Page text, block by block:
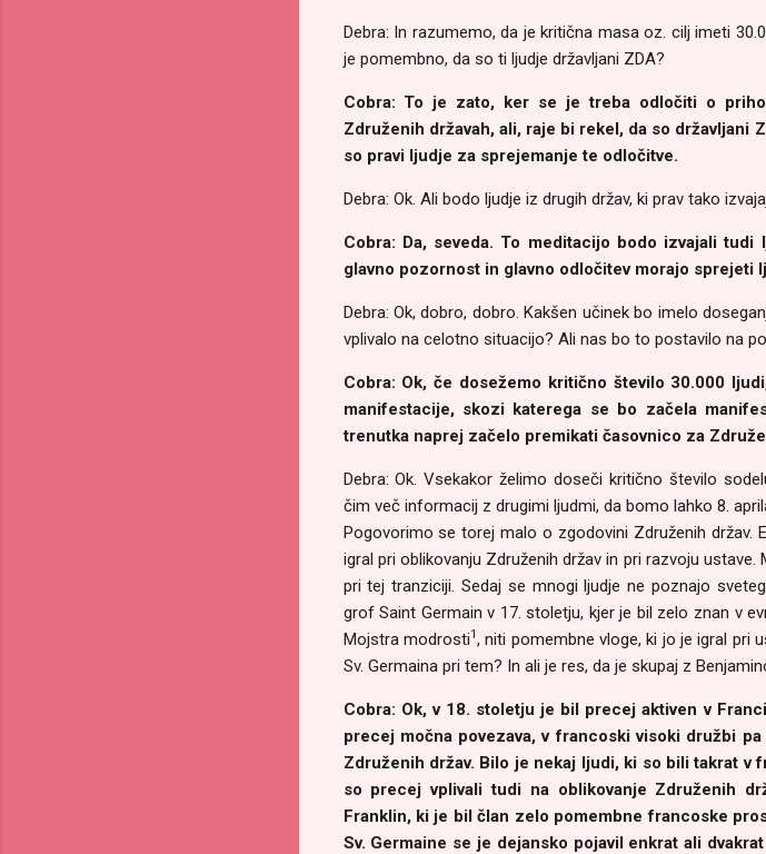
Debra: In razumemo, da je kritična masa oz. cilj imeti
je pomembno, da so ti ljudje državljani ZDA?
Cobra: To je zato, ker se je treba odločiti o
Združenih državah, ali, raje bi rekel, da so državljani
so pravi ljudje za sprejemanje te odločitve.
Debra: Ok. Ali bodo ljudje iz drugih držav, ki prav tako
Cobra: Da, seveda. To meditacijo bodo izvajali
glavno pozornost in glavno odločitev morajo sprejeti
Debra: Ok, dobro, dobro. Kakšen učinek bo imelo
vplivalo na celotno situacijo? Ali nas bo to postavilo na
Cobra: Ok, če dosežemo kritično število 30.000
manifestacije, skozi katerega se bo začela
trenutka naprej začelo premikati časovnico za
Debra: Ok. Vsekakor želimo doseči kritično število
čim več informacij z drugimi ljudmi, da bomo lahko 8.
Pogovorimo se torej malo o zgodovini Združenih držav.
igral pri oblikovanju Združenih držav in pri razvoju
pri tej tranziciji. Sedaj se mnogi ljudje ne poznajo
grof Saint Germain v 17. stoletju, kjer je bil zelo znan v
Mojstra modrosti1, niti pomembne vloge, ki jo je igral pri
Sv. Germaina pri tem? In ali je res, da je skupaj z
Cobra: Ok, v 18. stoletju je bil precej aktiven v
precej močna povezava, v francoski visoki družbi
Združenih držav. Bilo je nekaj ljudi, ki so bili takrat
so precej vplivali tudi na oblikovanje Združenih
Franklin, ki je bil član zelo pomembne francoske
Sv. Germaine se je dejansko pojavil enkrat ali